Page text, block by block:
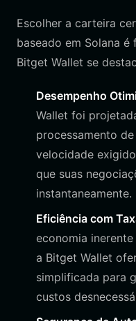
Escolher a carteira
baseado em Solana é
Bitget Wallet se
Desempenho
Wallet foi
processamento
velocidade
que suas
instantaneamente.
Eficiência com
economia
a Bitget Wallet
simplificada para
custos